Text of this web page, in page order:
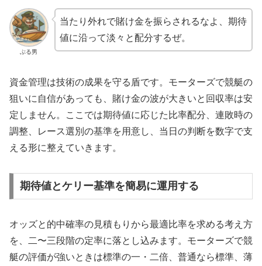
ぶる男
当たり外れで賭け金を振らされるなよ、期待
値に沿って淡々と配分するぜ。
資金管理は技術の成果を守る盾です。モーターズで競艇の
狙いに自信があっても、賭け金の波が大きいと回収率は安
定しません。ここでは期待値に応じた比率配分、連敗時の
調整、レース選別の基準を用意し、当日の判断を数字で支
える形に整えていきます。
期待値とケリー基準を簡易に運用する
オッズと的中確率の見積もりから最適比率を求める考え方
を、二〜三段階の定率に落とし込みます。モーターズで競
艇の評価が強いときは標準の一・二倍、普通なら標準、薄